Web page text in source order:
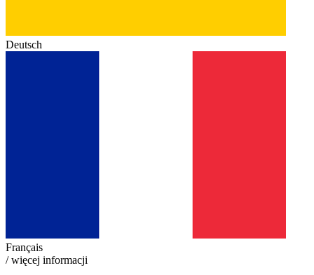
Deutsch
Français
/ więcej informacji